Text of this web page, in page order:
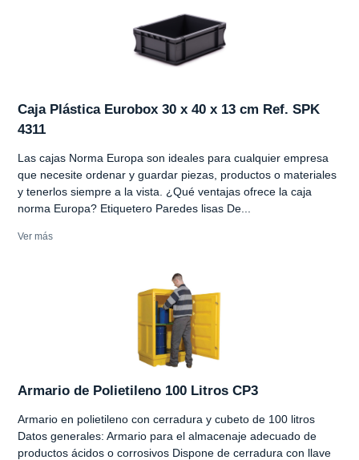
Caja Plástica Eurobox 30 x 40 x 13 cm Ref. SPK
4311
Las cajas Norma Europa son ideales para cualquier empresa
que necesite ordenar y guardar piezas, productos o materiales
y tenerlos siempre a la vista. ¿Qué ventajas ofrece la caja
norma Europa? Etiquetero Paredes lisas De...
Ver más
Armario de Polietileno 100 Litros CP3
Armario en polietileno con cerradura y cubeto de 100 litros
Datos generales: Armario para el almacenaje adecuado de
productos ácidos o corrosivos Dispone de cerradura con llave